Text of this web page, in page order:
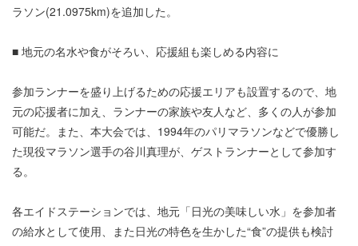
ラソン(21.0975km)を追加した。
■ 地元の名水や食がそろい、応援組も楽しめる内容に
参加ランナーを盛り上げるための応援エリアも設置するので、地
元の応援者に加え、ランナーの家族や友人など、多くの人が参加
可能だ。また、本大会では、1994年のパリマラソンなどで優勝し
た現役マラソン選手の谷川真理が、ゲストランナーとして参加す
る。
各エイドステーションでは、地元「日光の美味しい水」を参加者
の給水として使用、また日光の特色を生かした“食”の提供も検討